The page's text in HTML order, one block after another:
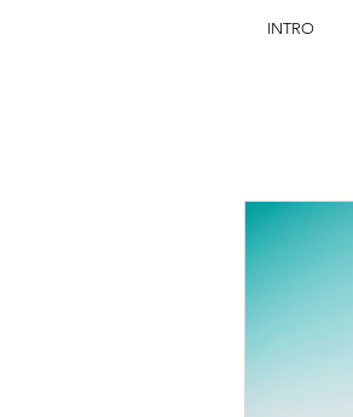
INTRO